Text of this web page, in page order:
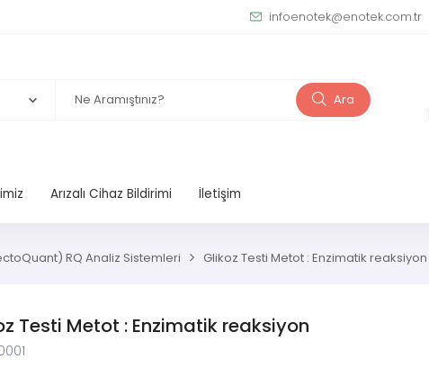
infoenotek@enotek.com.tr
Ara
Arızalı Cihaz Bildirimi İletişim
RQ Analiz Sistemleri Glikoz Testi Metot : Enzimatik reaksiyon
Testi Metot : Enzimatik reaksiyon